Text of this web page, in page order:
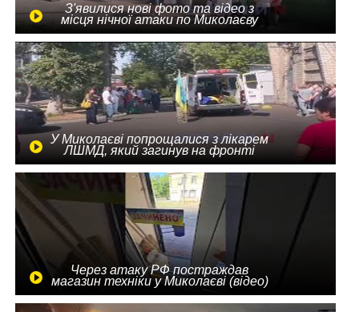
З'явилися нові фото та відео з
місця нічної атаки по Миколаєву
У Миколаєві попрощалися з лікарем
ЛШМД, який загинув на фронті
Через атаку РФ постраждав
магазин техніки у Миколаєві (відео)